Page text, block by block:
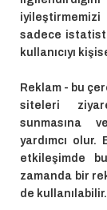
iyileştirmemizi
sadece
kullanıcıyı
Reklam - bu
siteleri
sunmasına
yardımcı
etkileşimde
zamanda bir
de kullanılabilir.